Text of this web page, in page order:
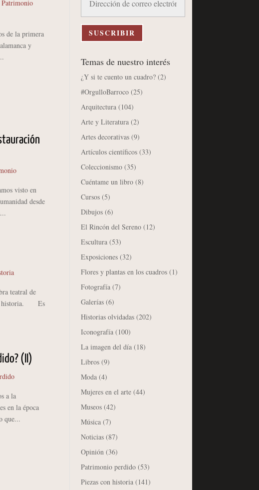
Patrimonio
de la primera
y
visto en
desde
teatral de
historia. Es
(II)
a la
en la época
que...
correo
electrónico
SUSCRIBIR
Temas de nuestro interés
¿Y si te cuento un cuadro? (2)
#OrgulloBarroco (25)
Arquitectura (104)
Arte y Literatura (2)
Artes decorativas (9)
Artículos científicos (33)
Coleccionismo (35)
Cuéntame un libro (8)
Cursos (5)
Dibujos (6)
El Rincón del Sereno (12)
Escultura (53)
Exposiciones (32)
Flores y plantas en los cuadros (1)
Fotografía (7)
Galerías (6)
Historias olvidadas (202)
Iconografía (100)
La imagen del día (18)
Libros (9)
Moda (4)
Mujeres en el arte (44)
Museos (42)
Música (7)
Noticias (87)
Opinión (36)
Patrimonio perdido (53)
Piezas con historia (141)